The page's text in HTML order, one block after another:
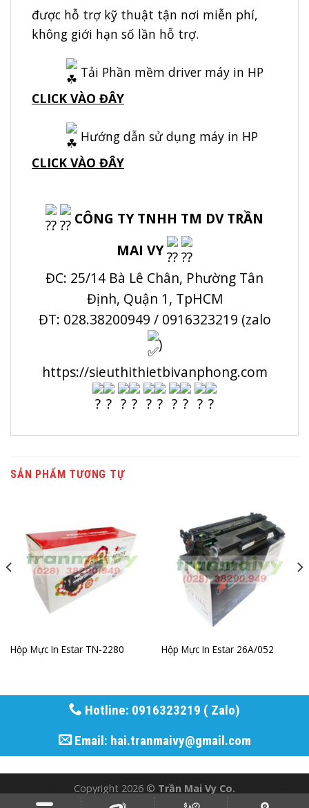
được hỗ trợ kỹ thuật tận nơi miễn phí,
không giới hạn số lần hỗ trợ.
Tải Phần mềm driver máy in HP
CLICK VÀO ĐÂY
Hướng dẫn sử dụng máy in HP
CLICK VÀO ĐÂY
CÔNG TY TNHH TM DV TRẦN
MAI VY
ĐC: 25/14 Bà Lê Chân, Phường Tân
Định, Quận 1, TpHCM
ĐT: 028.38200949 / 0916323219 (zalo
)
https://sieuthithietbivanphong.com
SẢN PHẨM TƯƠNG TỰ
Hộp Mực In Estar TN-2280 Hộp Mực In Estar 26A/052
Hotline: 0916323219 ( Zalo)
Email: hai.tranmaivy@gmail.com
Copyright 2026 © Trần Mai Vy Co.